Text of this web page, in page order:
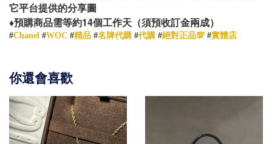
它平台提供的分享圖
♦️預購商品需等約14個工作天（須預收訂金兩成）
#Chanel #WOC #精品 #名牌代購 #代購 #絕對正品💯 #實體店
你還會喜歡